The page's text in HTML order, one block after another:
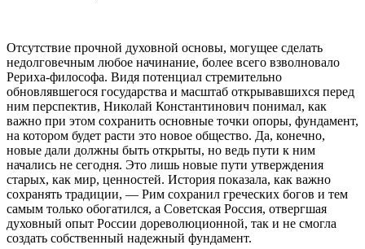
Отсутствие прочной духовной основы, могущее сделать
недолговечным любое начинание, более всего взволновало
Рериха-философа. Видя потенциал стремительно
обновлявшегося государства и масштаб открывавшихся перед
ним перспектив, Николай Константинович понимал, как
важно при этом сохранить основные точки опоры, фундамент,
на котором будет расти это новое общество. Да, конечно,
новые дали должны быть открыты, но ведь пути к ним
начались не сегодня. Это лишь новые пути утверждения
старых, как мир, ценностей. История показала, как важно
сохранять традиции, — Рим сохранил греческих богов и тем
самым только обогатился, а Советская Россия, отвергшая
духовный опыт России дореволюционной, так и не смогла
создать собственный надежный фундамент.